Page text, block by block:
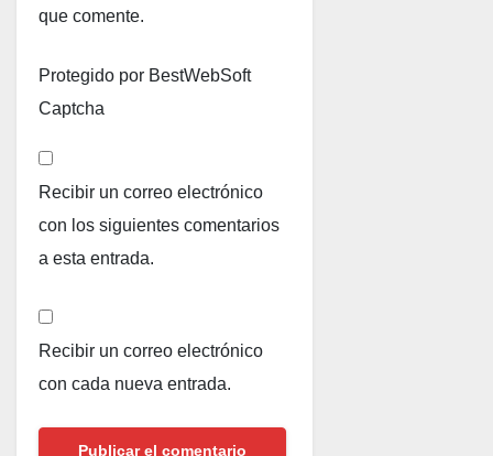
que comente.
Protegido por BestWebSoft
Captcha
Recibir un correo electrónico
con los siguientes comentarios
a esta entrada.
Recibir un correo electrónico
con cada nueva entrada.